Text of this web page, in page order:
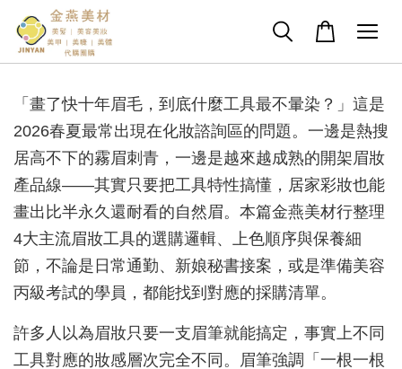
「畫了快十年眉毛，到底什麼工具最不暈染？」這是
2026春夏最常出現在化妝諮詢區的問題。一邊是熱搜
居高不下的霧眉刺青，一邊是越來越成熟的開架眉妝
產品線——其實只要把工具特性搞懂，居家彩妝也能
畫出比半永久還耐看的自然眉。本篇金燕美材行整理
4大主流眉妝工具的選購邏輯、上色順序與保養細
節，不論是日常通勤、新娘秘書接案，或是準備美容
丙級考試的學員，都能找到對應的採購清單。
許多人以為眉妝只要一支眉筆就能搞定，事實上不同
工具對應的妝感層次完全不同。眉筆強調「一根一根